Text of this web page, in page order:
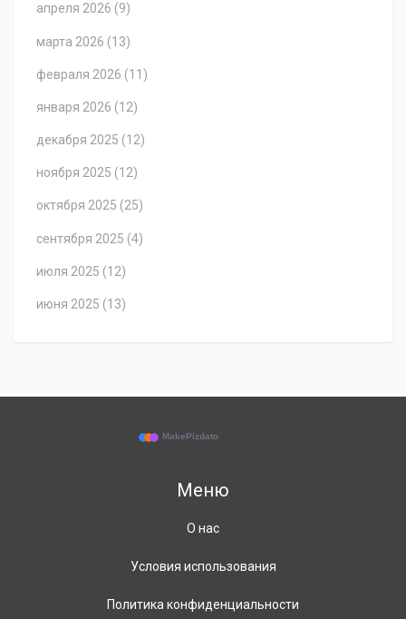
апреля 2026 (9)
марта 2026 (13)
февраля 2026 (11)
января 2026 (12)
декабря 2025 (12)
ноября 2025 (12)
октября 2025 (25)
сентября 2025 (4)
июля 2025 (12)
июня 2025 (13)
Меню
О нас
Условия использования
Политика конфиденциальности